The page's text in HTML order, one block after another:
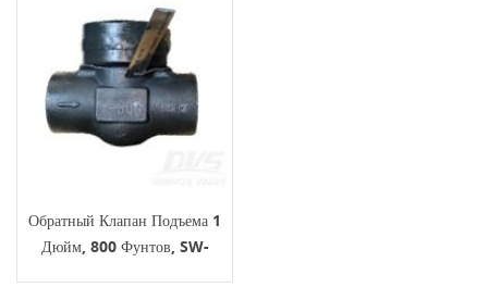
Обратный Клапан Подъема 1
Дюйм, 800 Фунтов, SW-